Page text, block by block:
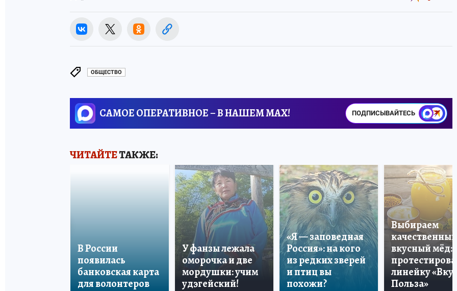
ОБЩЕСТВО
САМОЕ ОПЕРАТИВНОЕ – В НАШЕМ MAX! ПОДПИСЫВАЙТЕСЬ
ЧИТАЙТЕТАКЖЕ:
В России
появилась
банковская карта
для волонтеров
У фанзы лежала
оморочка и две
мордушки: учим
удэгейский!
«Я — заповедная
Россия»: на кого
из редких зверей
и птиц вы
похожи?
Выбираем
качественный
вкусный мёд:
линейку «Вкус
Польза»